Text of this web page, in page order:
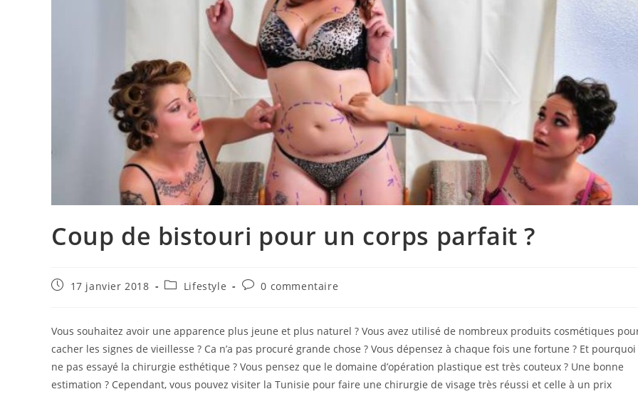
Coup de bistouri pour un corps parfait ?
Publication
17 janvier 2018
PostLifestyle
Commentaires
publication :
0 commentaire
Vous souhaitez avoir une apparence plus jeune et plus naturel ? Vous avez utilisé de nombreux produits cosmétiques
cacher les signes de vieillesse ? Ca n’a pas procuré grande chose ? Vous dépensez à chaque fois une fortune ? Et pourquoi
ne pas essayé la chirurgie esthétique ? Vous pensez que le domaine d’opération plastique est très couteux ? Une bonne
estimation ? Cependant, vous pouvez visiter la Tunisie pour faire une chirurgie de visage très réussi et celle à un prix